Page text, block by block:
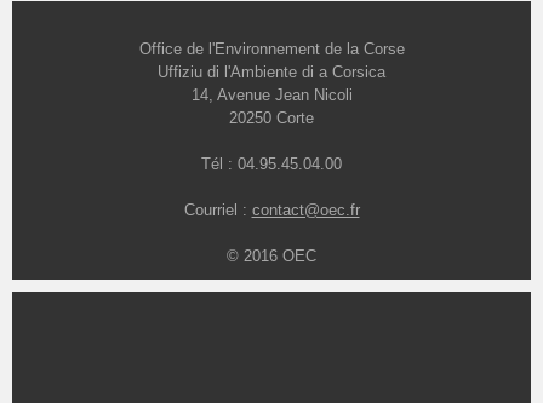
Office de l'Environnement de la Corse
Uffiziu di l'Ambiente di a Corsica
14, Avenue Jean Nicoli
20250 Corte
Tél : 04.95.45.04.00
Courriel : contact@oec.fr
© 2016 OEC